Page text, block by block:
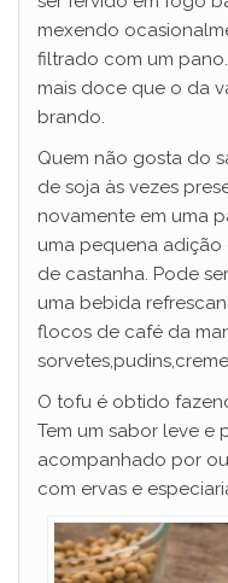
mexendo
filtrado com um
mais doce que o da
brando.
Quem não gosta do
de soja às vezes
novamente em uma
uma pequena
de castanha. Pode
uma bebida
flocos de café da
O tofu é obtido
Tem um sabor leve e
acompanhado por
com ervas e